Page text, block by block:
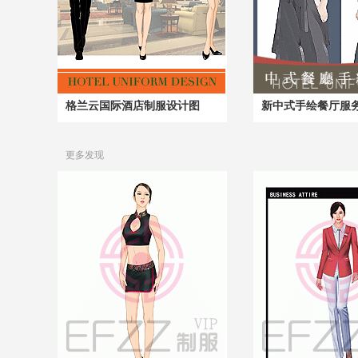
格兰云国际酒店制服设计图 新中式手绘餐厅服
更多发现